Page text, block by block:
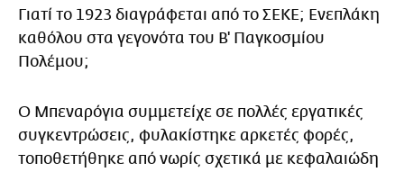
Γιατί το 1923 διαγράφεται από το ΣΕΚΕ; Ενεπλάκη
καθόλου στα γεγονότα του Β' Παγκοσμίου
Πολέμου;
Ο Μπεναρόγια συμμετείχε σε πολλές εργατικές
συγκεντρώσεις, φυλακίστηκε αρκετές φορές,
τοποθετήθηκε από νωρίς σχετικά με κεφαλαιώδη